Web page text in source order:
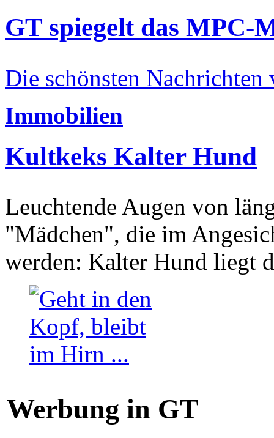
GT spiegelt das MPC-
Die schönsten Nachrichten
Immobilien
Kultkeks Kalter Hund
Leuchtende Augen von
"Mädchen", die im
werden: Kalter Hund liegt
Werbung in GT